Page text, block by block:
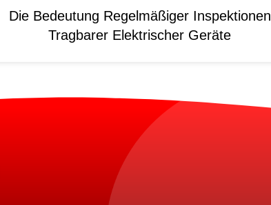
Die Bedeutung Regelmäßiger Inspektionen
Tragbarer Elektrischer Geräte